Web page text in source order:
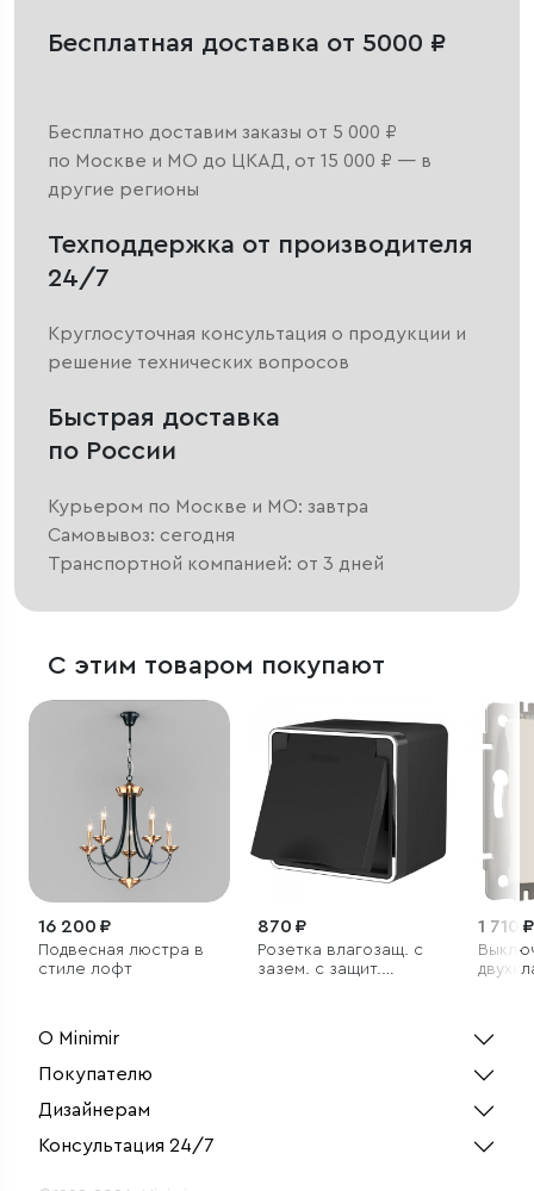
Бесплатная доставка от 5000 ₽
Бесплатно доставим заказы от 5 000 ₽
по Москве и МО до ЦКАД, от 15 000 ₽ — в
другие регионы
Техподдержка от производителя
24/7
Круглосуточная консультация о продукции и
решение технических вопросов
Быстрая доставка
по России
Курьером по Москве и МО: завтра
Самовывоз: сегодня
Транспортной компанией: от 3 дней
С этим товаром покупают
16 200 ₽
Подвесная люстра в
стиле лофт
870 ₽
Розетка влагозащ. с
зазем. с защит.
1 710 ₽
О Minimir
Покупателю
Дизайнерам
Консультация 24/7